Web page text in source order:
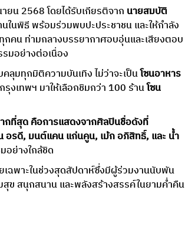
ยน 2568 โดยได้รับเกียรติจาก
นายสมบัติ
ในพิธี พร้อมร่วมพบปะประชาชน และให้กำลัง
คน ท่ามกลางบรรยากาศอบอุ่นและเสียงตอบ
มอย่างต่อเนื่อง
ลุมทุกมิติความบันเทิง ไม่ว่าจะเป็น
โซนอาหาร
งเทพฯ มาให้เลือกชิมกว่า 100 ร้าน โซน
อรดี,มนต์แคน แก่นคูน, เม้ก อภิสิทธิ์, และ น้ำ
อย่างใกล้ชิด
ข สนุกสนาน และพลังสร้างสรรค์ในยามค่ำคืน